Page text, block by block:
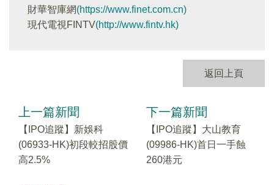
財華智庫網(https://www.finet.com.cn)
現代電視FINTV(http://www.fintv.hk)
返回上頁
上一篇新聞
【IPO追蹤】新娛科
(06933-HK)初段較招股價
高2.5%
下一篇新聞
【IPO追蹤】大山教育
(09986-HK)首日一手蝕
260港元